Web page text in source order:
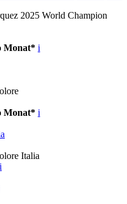
2025 World Champion
Monat* i
Monat* i
Italia
i